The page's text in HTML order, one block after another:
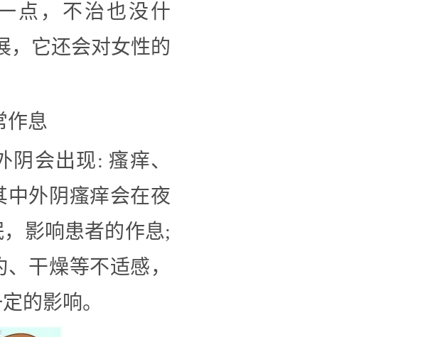
点，不治也没什
，它还会对女性的
作息
会出现: 瘙痒、
中外阴瘙痒会在夜
影响患者的作息;
干燥等不适感，
的影响。